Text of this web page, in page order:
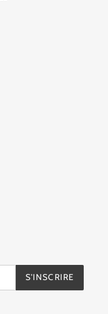
S'INSCRIRE